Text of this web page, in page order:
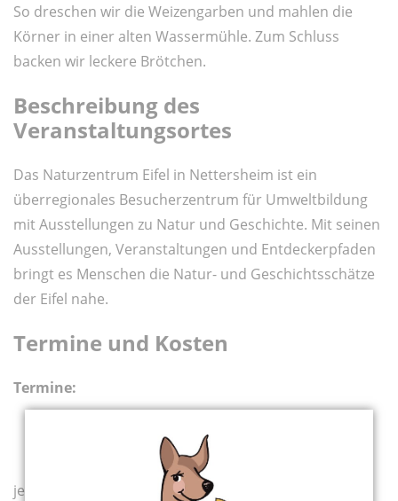
So dreschen wir die Weizengarben und mahlen die
Körner in einer alten Wassermühle. Zum Schluss
backen wir leckere Brötchen.
Beschreibung des
Veranstaltungsortes
Das Naturzentrum Eifel in Nettersheim ist ein
überregionales Besucherzentrum für Umweltbildung
mit Ausstellungen zu Natur und Geschichte. Mit seinen
Ausstellungen, Veranstaltungen und Entdeckerpfaden
bringt es Menschen die Natur- und Geschichtsschätze
der Eifel nahe.
Termine und Kosten
Termine:
Donnerstag, 22. Oktober 2026
je 10 bis 16 Uhr